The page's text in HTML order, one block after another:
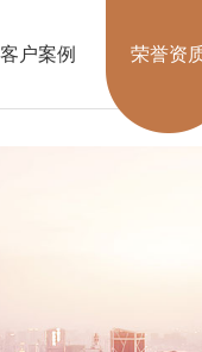
客户案例 荣誉资